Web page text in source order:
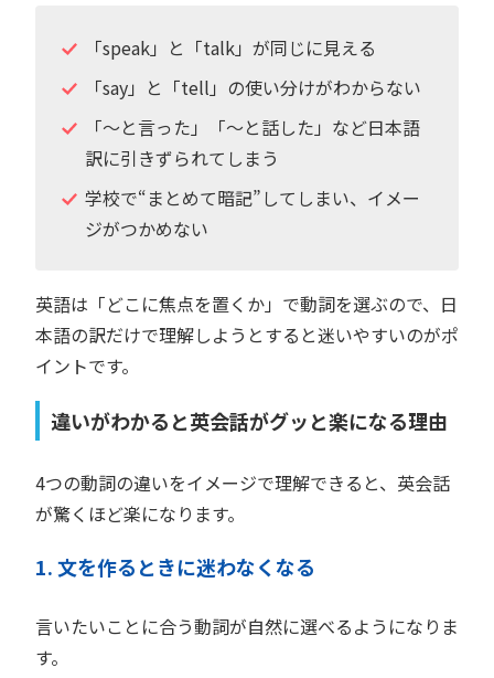
「speak」と「talk」が同じに見える
「say」と「tell」の使い分けがわからない
「〜と言った」「〜と話した」など日本語
訳に引きずられてしまう
学校で“まとめて暗記”してしまい、イメー
ジがつかめない
英語は「どこに焦点を置くか」で動詞を選ぶので、日
本語の訳だけで理解しようとすると迷いやすいのがポ
イントです。
違いがわかると英会話がグッと楽になる理由
4つの動詞の違いをイメージで理解できると、英会話
が驚くほど楽になります。
1. 文を作るときに迷わなくなる
言いたいことに合う動詞が自然に選べるようになりま
す。